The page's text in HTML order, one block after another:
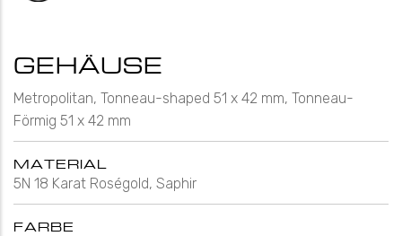
GEHÄUSE
Metropolitan, Tonneau-shaped 51 x 42 mm, Tonneau-
Förmig 51 x 42 mm
MATERIAL
5N 18 Karat Roségold, Saphir
FARBE